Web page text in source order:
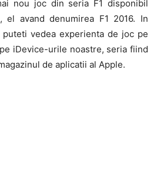
nou joc din seria F1 disponibil
el avand denumirea F1 2016. In
vedea experienta de joc pe
iDevice-urile noastre, seria fiind
de aplicatii al Apple.